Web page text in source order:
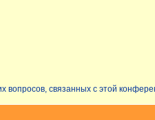
вопросов, связанных с этой